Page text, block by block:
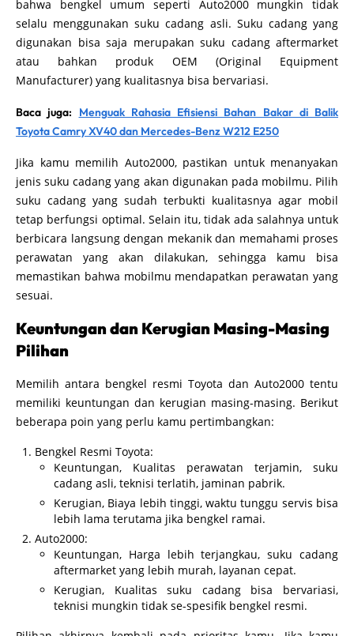
bahwa bengkel umum seperti Auto2000 mungkin tidak
selalu menggunakan suku cadang asli. Suku cadang yang
digunakan bisa saja merupakan suku cadang aftermarket
atau bahkan produk OEM (Original Equipment
Manufacturer) yang kualitasnya bisa bervariasi.
Baca juga: Menguak Rahasia Efisiensi Bahan Bakar di Balik
Toyota Camry XV40 dan Mercedes-Benz W212 E250
Jika kamu memilih Auto2000, pastikan untuk menanyakan
jenis suku cadang yang akan digunakan pada mobilmu. Pilih
suku cadang yang sudah terbukti kualitasnya agar mobil
tetap berfungsi optimal. Selain itu, tidak ada salahnya untuk
berbicara langsung dengan mekanik dan memahami proses
perawatan yang akan dilakukan, sehingga kamu bisa
memastikan bahwa mobilmu mendapatkan perawatan yang
sesuai.
Keuntungan dan Kerugian Masing-Masing
Pilihan
Memilih antara bengkel resmi Toyota dan Auto2000 tentu
memiliki keuntungan dan kerugian masing-masing. Berikut
beberapa poin yang perlu kamu pertimbangkan:
Bengkel Resmi Toyota:
Keuntungan, Kualitas perawatan terjamin, suku
cadang asli, teknisi terlatih, jaminan pabrik.
Kerugian, Biaya lebih tinggi, waktu tunggu servis bisa
lebih lama terutama jika bengkel ramai.
Auto2000:
Keuntungan, Harga lebih terjangkau, suku cadang
aftermarket yang lebih murah, layanan cepat.
Kerugian, Kualitas suku cadang bisa bervariasi,
teknisi mungkin tidak se-spesifik bengkel resmi.